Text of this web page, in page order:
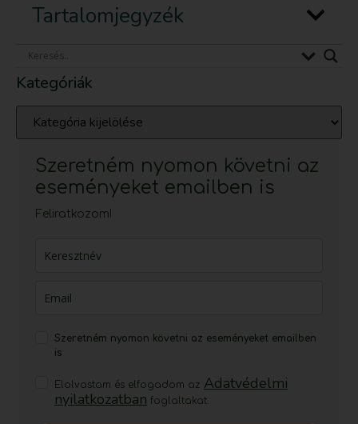
Tartalomjegyzék
Kategóriák
Szeretném nyomon követni az
eseményeket emailben is
Feliratkozom!
Szeretném nyomon követni az eseményeket emailben
is
Elolvastam és elfogadom az Adatvédelmi
nyilatkozatban foglaltakat.